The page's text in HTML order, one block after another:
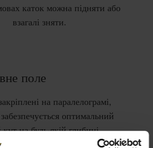
каток можна підняти або
взагалі зняти.
поле
на паралелограмі,
оптимальний
на будь-якій глибині.
адаптуватись до змінних умов